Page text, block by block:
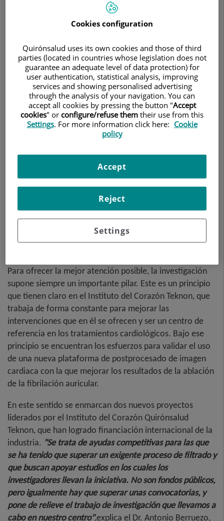
recibirán financiación internacional
18 de septiembre de 2020 CENTRO MÉDICO TEKNON
Para ofrecer la mejor atención posible, la investigación
supone siempre un importante pilar. Este es un principio
que tienen claro en el Instituto del Corazón Teknon, que
trabaja de forma constante para mejorar las
intervenciones que en él se ofrecen y ser un centro de
referencia en los tratamientos cardiológicos. Bajo ese
principio se encuentran los esfuerzos para validar el uso
de una nueva plataforma de postprocesado de imagen
cardiaca con la que mejorar los resultados de la ablación
de la fibrilación auricular.
En este sentido se enmarcan dos nuevos proyectos
liderados por el Instituto del Corazón Quirónsalud
Teknon, que han logrado financiación internacional de la
industria. "Se trata de ayudas competitivas para las que
se ha tenido que superar un exigente proceso de filtrado y
que buscan apoyar estudios en los cuales los
investigadores llevan la iniciativa. No son fondos públicos,
pero igualmente hay que superar unas convocatorias, y
pone de relieve el trabajo de investigación que llevamos a
cabo en nuestro centro",explica el Dr. Antonio Berruezo,
Cookies configuration
Quirónsalud uses its own cookies and those of third
parties (located in countries whose legislation does not
guarantee an adequate level of data protection) for
user authentication, statistical analysis, improving
services and showing personalised advertising
through the analysis of your navigation. You can
accept all cookies by pressing the button "Accept
cookies" or configure/refuse them their use from this
Settings. For more information click here: Cookie
policy
Settings
Reject
Accept